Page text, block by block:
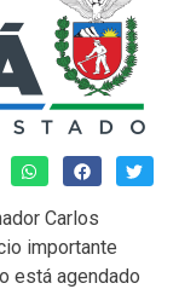
Carlos
importante
está agendado